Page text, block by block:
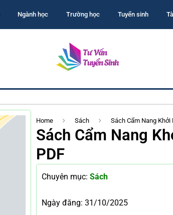
Ngành học Trường học Tuyển sinh
Home Sách Sách Cẩm Nang Khởi
Sách Cẩm Nang
PDF
Chuyên mục: Sách
Ngày đăng: 31/10/2025